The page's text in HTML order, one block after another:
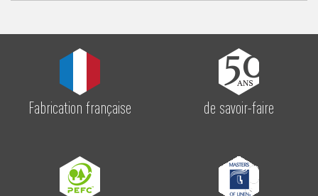
Fabrication française de savoir-faire